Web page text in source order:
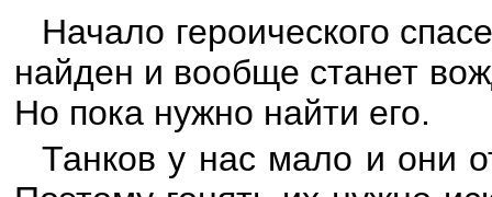
Начало героического
найден и вообще станет
Но пока нужно найти его.
Танков у нас мало и они